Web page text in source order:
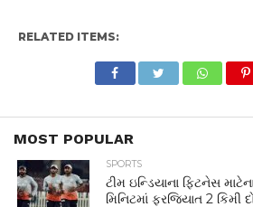
RELATED ITEMS:
MOST POPULAR
SPORTS
ટીમ ઇન્ડિયાના ફિટનેસ
મિનિટમાં ફરજિયાત 2 કિમી